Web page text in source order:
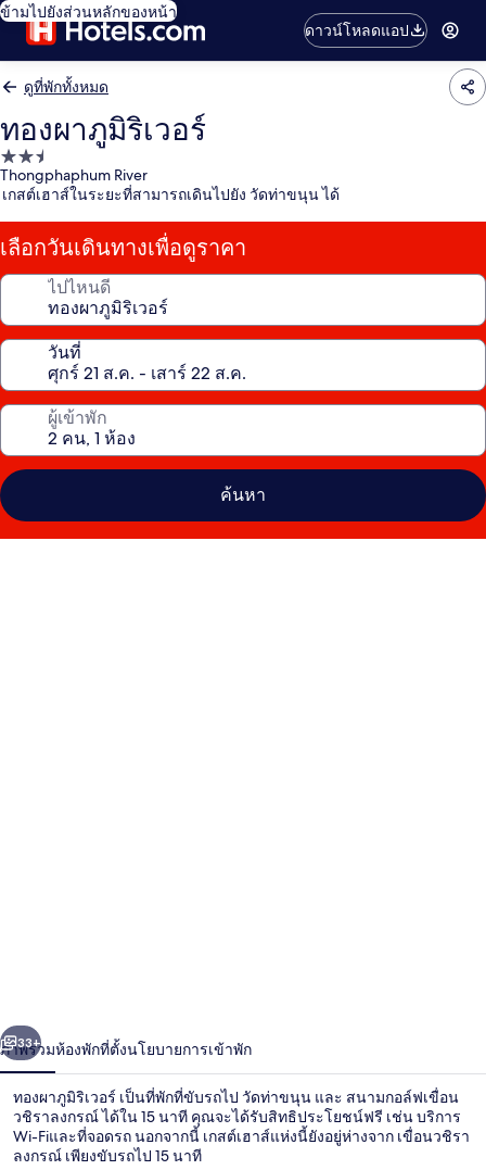
ข้ามไปยังส่วนหลักของหน้า
ดาวน์โหลดแอป
ดูที่พักทั้งหมด
ทองผาภูมิริเวอร์
ที่พัก
2.5
Thongphaphum River
เกสต์เฮาส์ในระยะที่สามารถเดินไปยัง วัดท่าขนุน ได้
เลือกวันเดินทางเพื่อดูราคา
ไปไหนดี
วันที่
ผู้เข้าพัก
ค้นหา
า
ถัดไป
33+
ภาพรวมห้องพักที่ตั้งนโยบายการเข้าพัก
ทองผาภูมิริเวอร์ เป็นที่พักที่ขับรถไป วัดท่าขนุน และ สนามกอล์ฟเขื่อน
วชิราลงกรณ์ ได้ใน 15 นาที คุณจะได้รับสิทธิประโยชน์ฟรี เช่น บริการ
Wi-Fiและที่จอดรถ นอกจากนี้ เกสต์เฮาส์แห่งนี้ยังอยู่ห่างจาก เขื่อนวชิรา
ลงกรณ์ เพียงขับรถไป 15 นาที